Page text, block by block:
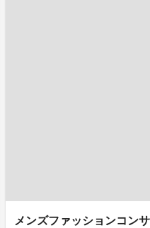
メンズファッションコン